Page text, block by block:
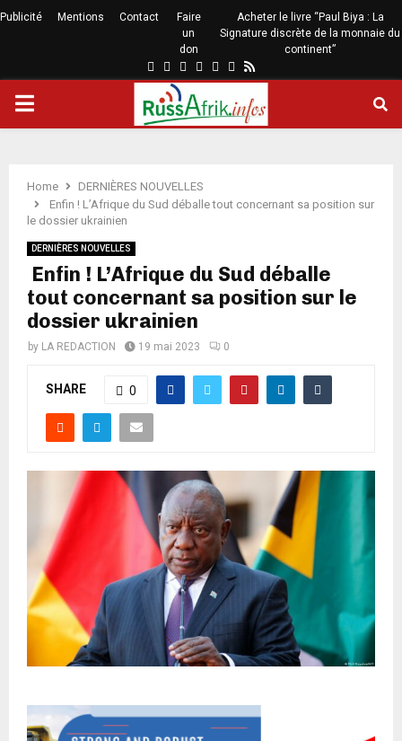
Publicité Mentions Contact
Faire
un
don
Acheter le livre “Paul Biya : La
Signature discrète de la monnaie du
continent”
Home
DERNIÈRES NOUVELLES
Enfin ! L’Afrique du Sud déballe tout concernant sa position sur
le dossier ukrainien
DERNIÈRES NOUVELLES
Enfin ! L’Afrique du Sud déballe
tout concernant sa position sur le
dossier ukrainien
by LA REDACTION 19 mai 2023 0
SHARE 0